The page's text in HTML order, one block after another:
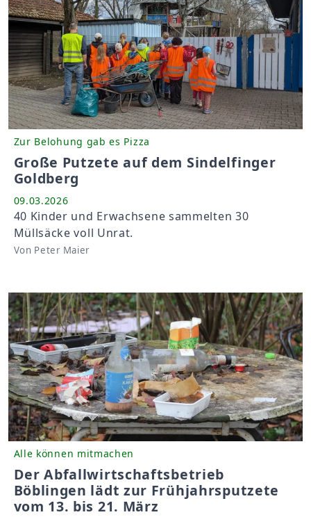
Zur Belohung gab es Pizza
Große Putzete auf dem Sindelfinger
Goldberg
09.03.2026
40 Kinder und Erwachsene sammelten 30
Müllsäcke voll Unrat.
Von Peter Maier
Alle können mitmachen
Der Abfallwirtschaftsbetrieb
Böblingen lädt zur Frühjahrsputzete
vom 13. bis 21. März